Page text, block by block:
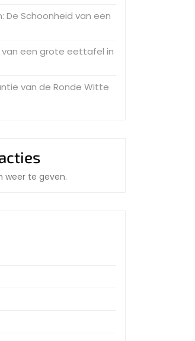
De Schoonheid van een
een grote eettafel in
van de Ronde Witte
weer te geven.